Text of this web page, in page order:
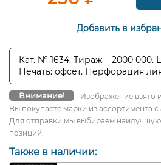
Добавить в
Кат. № 1634. Тираж – 2000 000.
Печать: офсет. Перфорация
Внимание!
Изображение взято
Вы покупаете марки из ассортимента
Для отправки мы выбираем
позиций.
Также в наличии: